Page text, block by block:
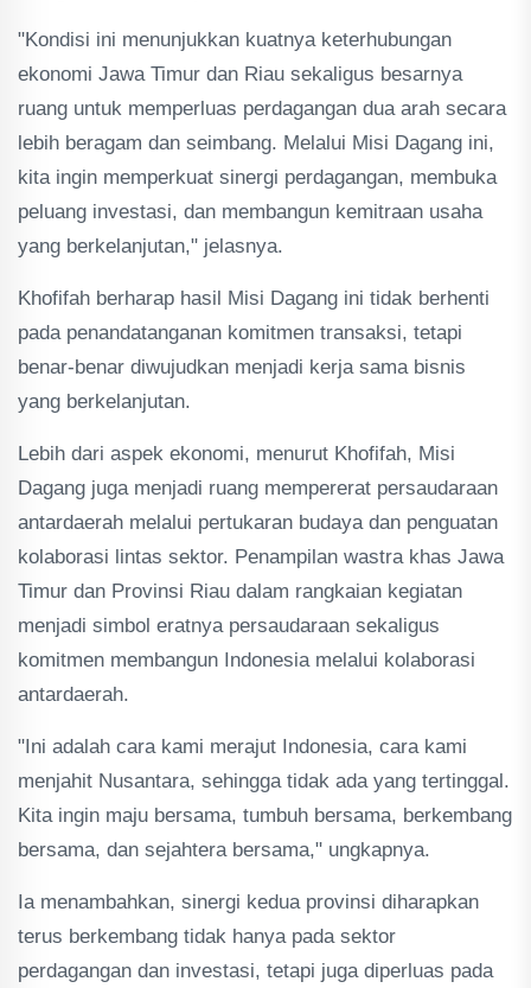
"Kondisi ini menunjukkan kuatnya keterhubungan
ekonomi Jawa Timur dan Riau sekaligus besarnya
ruang untuk memperluas perdagangan dua arah secara
lebih beragam dan seimbang. Melalui Misi Dagang ini,
kita ingin memperkuat sinergi perdagangan, membuka
peluang investasi, dan membangun kemitraan usaha
yang berkelanjutan," jelasnya.
Khofifah berharap hasil Misi Dagang ini tidak berhenti
pada penandatanganan komitmen transaksi, tetapi
benar-benar diwujudkan menjadi kerja sama bisnis
yang berkelanjutan.
Lebih dari aspek ekonomi, menurut Khofifah, Misi
Dagang juga menjadi ruang mempererat persaudaraan
antardaerah melalui pertukaran budaya dan penguatan
kolaborasi lintas sektor. Penampilan wastra khas Jawa
Timur dan Provinsi Riau dalam rangkaian kegiatan
menjadi simbol eratnya persaudaraan sekaligus
komitmen membangun Indonesia melalui kolaborasi
antardaerah.
"Ini adalah cara kami merajut Indonesia, cara kami
menjahit Nusantara, sehingga tidak ada yang tertinggal.
Kita ingin maju bersama, tumbuh bersama, berkembang
bersama, dan sejahtera bersama," ungkapnya.
Ia menambahkan, sinergi kedua provinsi diharapkan
terus berkembang tidak hanya pada sektor
perdagangan dan investasi, tetapi juga diperluas pada